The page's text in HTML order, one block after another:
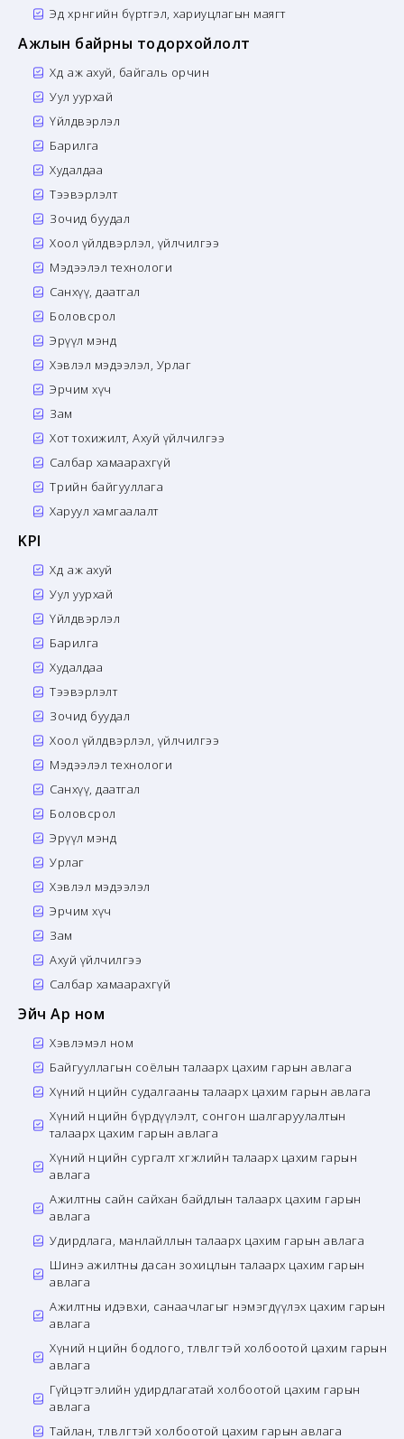
Эд хөрөнгийн бүртгэл, хариуцлагын маягт
Ажлын байрны тодорхойлолт
Хөдөө аж ахуй, байгаль орчин
Уул уурхай
Үйлдвэрлэл
Барилга
Худалдаа
Тээвэрлэлт
Зочид буудал
Хоол үйлдвэрлэл, үйлчилгээ
Мэдээлэл технологи
Санхүү, даатгал
Боловсрол
Эрүүл мэнд
Хэвлэл мэдээлэл, Урлаг
Эрчим хүч
Зам
Хот тохижилт, Ахуй үйлчилгээ
Салбар хамаарахгүй
Төрийн байгууллага
Харуул хамгаалалт
KPI
Хөдөө аж ахуй
Уул уурхай
Үйлдвэрлэл
Барилга
Худалдаа
Тээвэрлэлт
Зочид буудал
Хоол үйлдвэрлэл, үйлчилгээ
Мэдээлэл технологи
Санхүү, даатгал
Боловсрол
Эрүүл мэнд
Урлаг
Хэвлэл мэдээлэл
Эрчим хүч
Зам
Ахуй үйлчилгээ
Салбар хамаарахгүй
Эйч Ар ном
Хэвлэмэл ном
Байгууллагын соёлын талаарх цахим гарын авлага
Хүний нөөцийн судалгааны талаарх цахим гарын авлага
Хүний нөөцийн бүрдүүлэлт, сонгон шалгаруулалтын
талаарх цахим гарын авлага
Хүний нөөцийн сургалт хөгжлийн талаарх цахим гарын
авлага
Ажилтны сайн сайхан байдлын талаарх цахим гарын
авлага
Удирдлага, манлайллын талаарх цахим гарын авлага
Шинэ ажилтны дасан зохицлын талаарх цахим гарын
авлага
Ажилтны идэвхи, санаачлагыг нэмэгдүүлэх цахим гарын
авлага
Хүний нөөцийн бодлого, төлөвлөгөөтэй холбоотой цахим гарын
авлага
Гүйцэтгэлийн удирдлагатай холбоотой цахим гарын
авлага
Тайлан, төлөвлөгөөтэй холбоотой цахим гарын авлага